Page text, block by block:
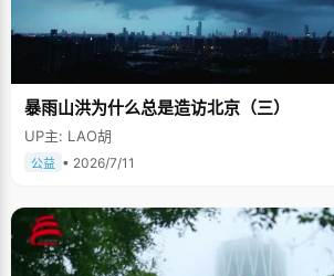
暴雨山洪为什么总是造访北京（三）
UP主: LAO胡
公益 • 2026/7/11